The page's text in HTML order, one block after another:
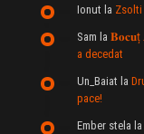
Ionut la Zsolti
Sam la 𝐁𝐨𝐜𝐮ț
a decedat
Un_Baiat la
pace!
Ember stela la